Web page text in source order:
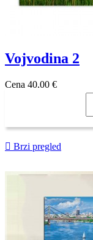
Vojvodina 2
Cena 40,00 €
 Brzi pregled